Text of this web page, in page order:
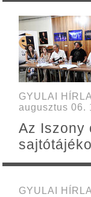
GYULAI
augusztus 06.
Az Iszony
GYULAI